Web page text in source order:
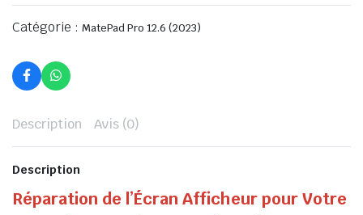
Catégorie : MatePad Pro 12.6 (2023)
Description Avis (0)
Description
Réparation de l’Écran Afficheur pour Votre